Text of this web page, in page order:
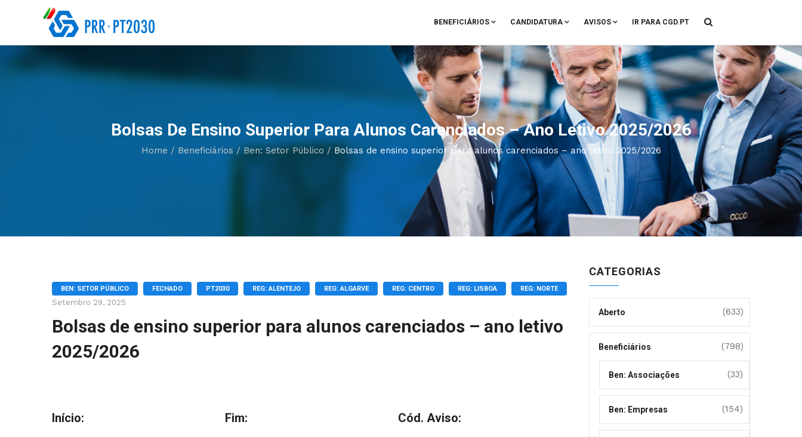
BENEFICIÁRIOS CANDIDATURA AVISOS IR PARA CGD.PT
Bolsas De Ensino Superior Para Alunos Carenciados – Ano Letivo 2025/2026
Home / Beneficiários/Ben: Setor Público / Bolsas de ensino superior para alunos carenciados – ano letivo 2025/2026
BEN: SETOR PÚBLICO FECHADO PT2030 REG: ALENTEJO REG: ALGARVE REG: CENTRO REG: LISBOA REG: NORTE
Setembro 29, 2025
Bolsas de ensino superior para alunos carenciados – ano letivo
2025/2026
Início: Fim: Cód. Aviso:
CATEGORIAS
Aberto (633)
Beneficiários (798)
Ben: Associações (33)
Ben: Empresas (154)